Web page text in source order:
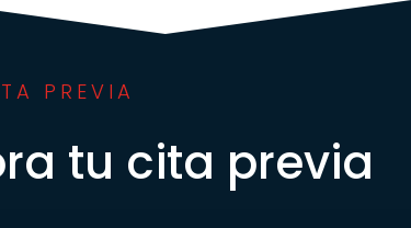
PREVIA
tu cita previa